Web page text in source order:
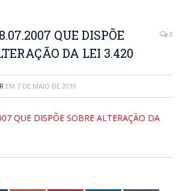
QUE DISPÕE
DA LEI 3.420
0
EM 7 DE MAIO DE 2019
QUE DISPÕE SOBRE ALTERAÇÃO DA